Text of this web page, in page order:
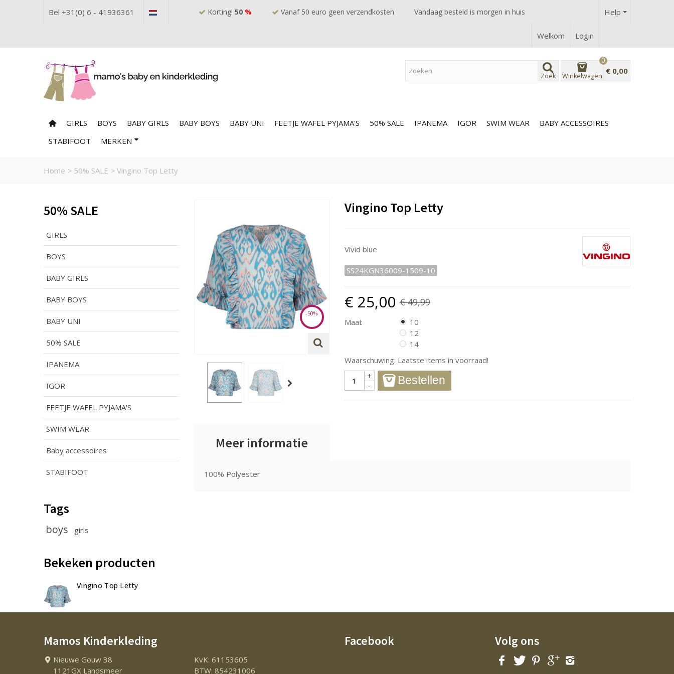
Help
Bel +31(0) 6 - 41936361 Korting! 50 % Vanaf 50 euro geen verzendkosten Vandaag besteld is morgen in huis
Welkom Login
Zoek Winkelwagen
0
€ 0,00
GIRLS BOYS BABY GIRLS BABY BOYS BABY UNI FEETJE WAFEL PYJAMA'S 50% SALE IPANEMA IGOR SWIM WEAR
BABY ACCESSOIRES
STABIFOOT
MERKEN
Home > 50% SALE > Vingino Top Letty
50% SALE
GIRLS
BOYS
BABY GIRLS
BABY BOYS
BABY UNI
50% SALE
IPANEMA
IGOR
FEETJE WAFEL PYJAMA'S
SWIM WEAR
Baby accessoires
STABIFOOT
Tags
boys girls
Bekeken producten
Vingino Top Letty
-50%
Vingino Top Letty
Vivid blue
SS24KGN36009-1509-10
€ 25,00 € 49,99
Maat
10
12
14
Waarschuwing: Laatste items in voorraad!
-
+ Bestellen
Meer informatie
100% Polyester
Mamos Kinderkleding
Nieuwe Gouw 38
1121GX Landsmeer
KvK: 61153605
BTW: 854231006
Facebook Volg ons